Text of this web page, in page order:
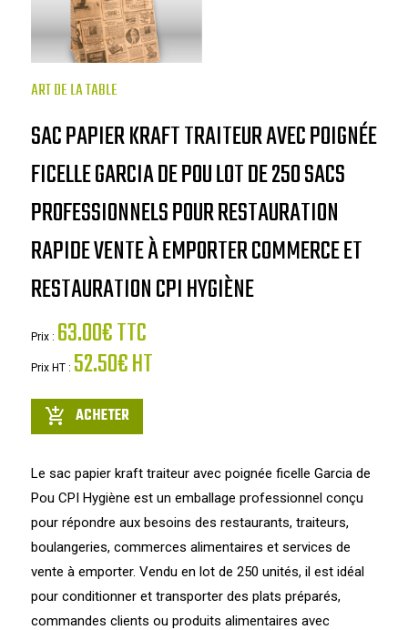
ART DE LA TABLE
SAC PAPIER KRAFT TRAITEUR AVEC POIGNÉE
FICELLE GARCIA DE POU LOT DE 250 SACS
PROFESSIONNELS POUR RESTAURATION
RAPIDE VENTE À EMPORTER COMMERCE ET
RESTAURATION CPI HYGIÈNE
Prix : 63.00€ TTC
Prix HT : 52.50€ HT
add_shopping_cart ACHETER
Le sac papier kraft traiteur avec poignée ficelle Garcia de
Pou CPI Hygiène est un emballage professionnel conçu
pour répondre aux besoins des restaurants, traiteurs,
boulangeries, commerces alimentaires et services de
vente à emporter. Vendu en lot de 250 unités, il est idéal
pour conditionner et transporter des plats préparés,
commandes clients ou produits alimentaires avec